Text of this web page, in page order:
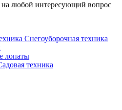
любой интересующий вопрос
Снегоуборочная техника
лопаты
техника